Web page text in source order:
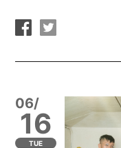
06/
16
TUE